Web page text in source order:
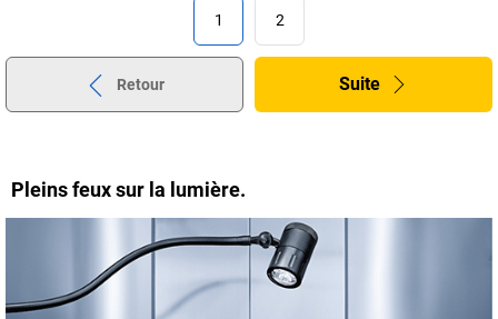
1 2
Retour Suite
Pleins feux sur la lumière.